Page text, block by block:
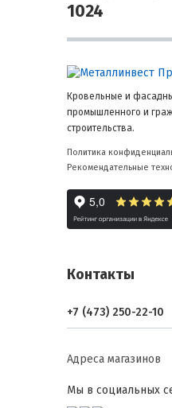
1024
Кровельные и
промышленного и
строительства.
Политика
Рекомендательные
Контакты
+7 (473) 250-22-10
Адреса магазинов
Мы в социальных